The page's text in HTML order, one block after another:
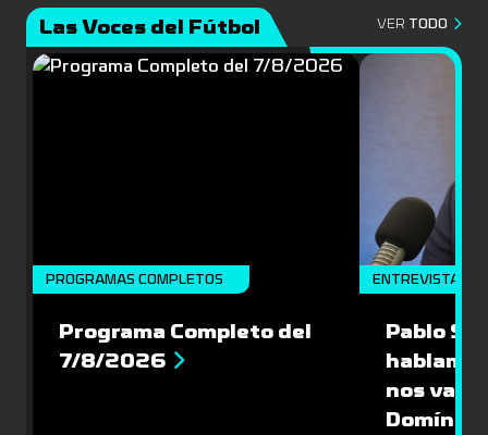
Las Voces del Fútbol VER TODO
PROGRAMAS COMPLETOS
Programa Completo del
7/8/2026
ENTREVISTA
Pablo
nos